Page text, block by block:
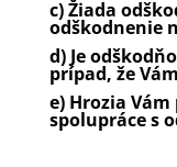
c) Žiada
odškodnenie
d) Je
prípad, že
e) Hrozia
spolupráce s